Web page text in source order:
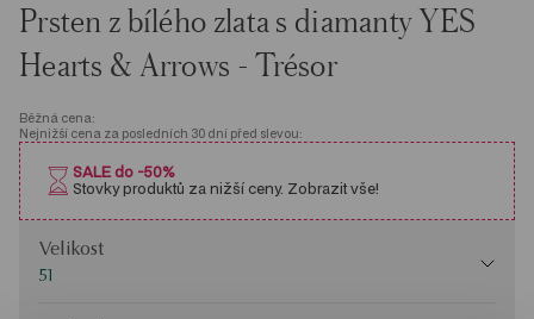
Prsten z bílého zlata s diamanty YES
Hearts & Arrows - Trésor
Běžná cena:
Nejnižší cena za posledních 30 dní před slevou:
SALE do -50%
Stovky produktů za nižší ceny. Zobrazit vše!
Velikost
51